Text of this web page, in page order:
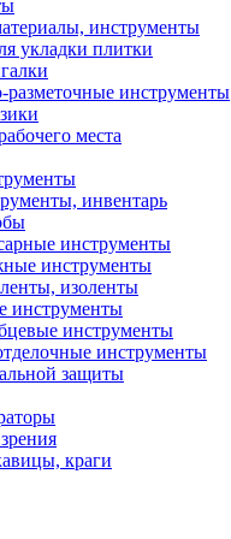
инструменты
укладки плитки
разметочные инструменты
места
инвентарь
инструменты
инструменты
изоленты
инструменты
инструменты
инструменты
защиты
краги